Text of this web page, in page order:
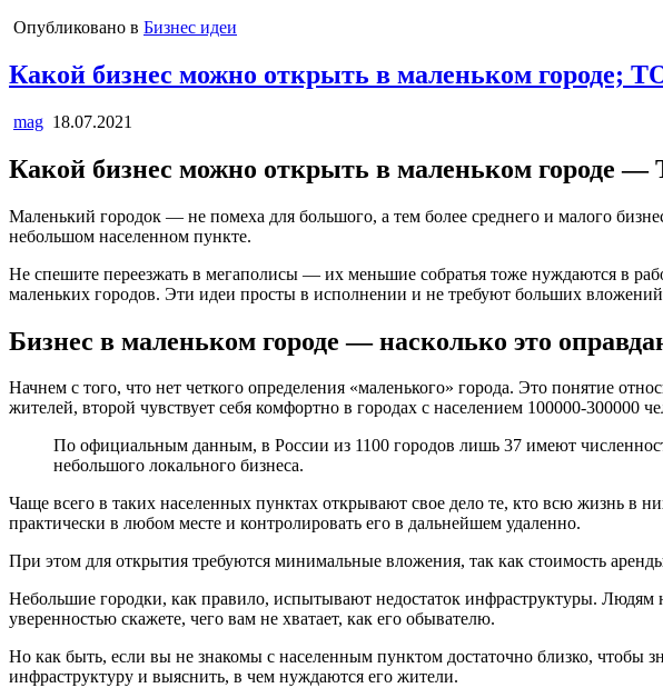
Опубликовано в Бизнес идеи
Какой бизнес можно открыть в маленьком городе;
mag 18.07.2021
Какой бизнес можно открыть в маленьком городе
Маленький городок — не помеха для большого, а тем более среднего и малого
небольшом населенном пункте.
Не спешите переезжать в мегаполисы — их меньшие собратья тоже нуждаются в
маленьких городов. Эти идеи просты в исполнении и не требуют больших
Бизнес в маленьком городе — насколько это
Начнем с того, что нет четкого определения «маленького» города. Это понятие
жителей, второй чувствует себя комфортно в городах с населением 100000-300000
По официальным данным, в России из 1100 городов лишь 37 имеют
небольшого локального бизнеса.
Чаще всего в таких населенных пунктах открывают свое дело те, кто всю жизнь в
практически в любом месте и контролировать его в дальнейшем удаленно.
При этом для открытия требуются минимальные вложения, так как стоимость
Небольшие городки, как правило, испытывают недостаток инфраструктуры. Людям
уверенностью скажете, чего вам не хватает, как его обывателю.
Но как быть, если вы не знакомы с населенным пунктом достаточно близко, чтобы
инфраструктуру и выяснить, в чем нуждаются его жители.